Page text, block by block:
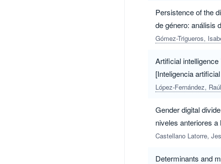
Persistence of the
de género: análisis
Gómez-Trigueros,
Artificial
[Inteligencia
internacionales]
López-Fernández, Raúl
Gender digital
niveles anteriores
Castellano Latorre,
Determinants and